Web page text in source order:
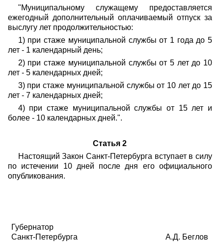
"Муниципальному служащему предоставляется
ежегодный дополнительный оплачиваемый отпуск за
выслугу лет продолжительностью:
1) при стаже муниципальной службы от 1 года до 5
лет - 1 календарный день;
2) при стаже муниципальной службы от 5 лет до 10
лет - 5 календарных дней;
3) при стаже муниципальной службы от 10 лет до 15
лет - 7 календарных дней;
4) при стаже муниципальной службы от 15 лет и
более - 10 календарных дней.".
Статья 2
Настоящий Закон Санкт-Петербурга вступает в силу
по истечении 10 дней после дня его официального
опубликования.
Губернатор
Санкт-Петербурга
А.Д. Беглов